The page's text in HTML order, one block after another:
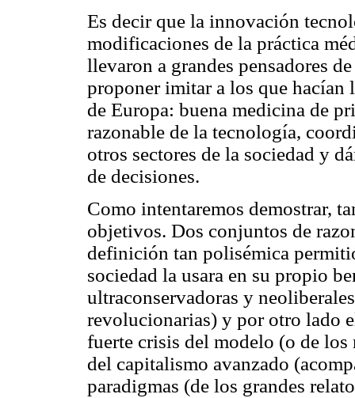
Es decir que la innovación
modificaciones de la práctica
llevaron a grandes pensadores
proponer imitar a los que hacían
de Europa: buena medicina de
razonable de la tecnología,
otros sectores de la sociedad y
de decisiones.
Como intentaremos demostrar,
objetivos. Dos conjuntos de
definición tan polisémica
sociedad la usara en su propio
ultraconservadoras y
revolucionarias) y por otro lado
fuerte crisis del modelo (o de
del capitalismo avanzado
paradigmas (de los grandes